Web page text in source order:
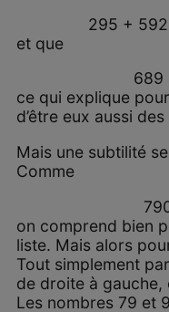
295 +
et que
689
ce qui explique
d’être eux aussi
Mais une subtilité
Comme
on comprend bien
liste. Mais alors
Tout simplement
de droite à
Les nombres 79 et